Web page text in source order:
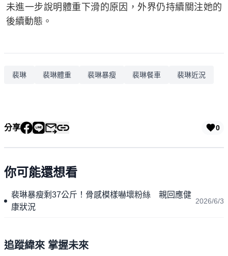
未進一步說明體重下滑的原因，外界仍持續關注她的
後續動態。
裴琳 裴琳體重 裴琳暴瘦 裴琳餐車 裴琳近況
分享 0
你可能還想看
裴琳暴瘦剩37公斤！骨感模樣嚇壞粉絲 親回應健
康狀況
2026/6/3
追蹤緯來 掌握未來